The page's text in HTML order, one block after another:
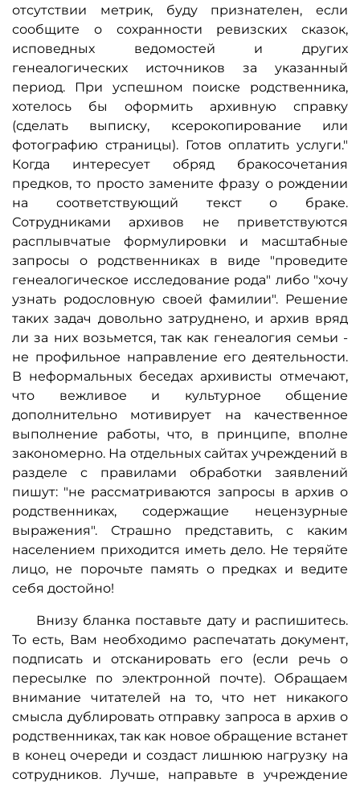
отсутствии метрик, буду признателен, если
сообщите о сохранности ревизских сказок,
исповедных ведомостей и других
генеалогических источников за указанный
период. При успешном поиске родственника,
хотелось бы оформить архивную справку
(сделать выписку, ксерокопирование или
фотографию страницы). Готов оплатить услуги."
Когда интересует обряд бракосочетания
предков, то просто замените фразу о рождении
на соответствующий текст о браке.
Сотрудниками архивов не приветствуются
расплывчатые формулировки и масштабные
запросы о родственниках в виде "проведите
генеалогическое исследование рода" либо "хочу
узнать родословную своей фамилии". Решение
таких задач довольно затруднено, и архив вряд
ли за них возьмется, так как генеалогия семьи -
не профильное направление его деятельности.
В неформальных беседах архивисты отмечают,
что вежливое и культурное общение
дополнительно мотивирует на качественное
выполнение работы, что, в принципе, вполне
закономерно. На отдельных сайтах учреждений в
разделе с правилами обработки заявлений
пишут: "не рассматриваются запросы в архив о
родственниках, содержащие нецензурные
выражения". Страшно представить, с каким
населением приходится иметь дело. Не теряйте
лицо, не порочьте память о предках и ведите
себя достойно!
Внизу бланка поставьте дату и распишитесь.
То есть, Вам необходимо распечатать документ,
подписать и отсканировать его (если речь о
пересылке по электронной почте). Обращаем
внимание читателей на то, что нет никакого
смысла дублировать отправку запроса в архив о
родственниках, так как новое обращение встанет
в конец очереди и создаст лишнюю нагрузку на
сотрудников. Лучше, направьте в учреждение